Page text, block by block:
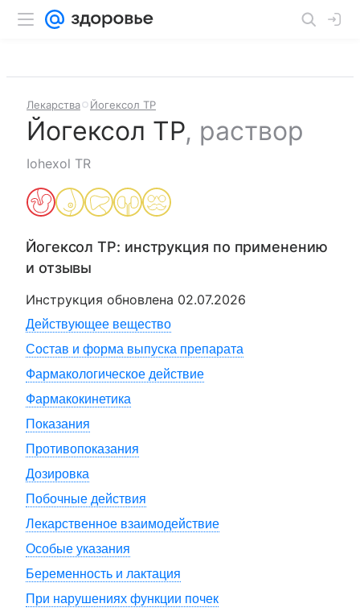
Лекарства Йогексол ТР
Йогексол ТР, раствор
Iohexol TR
Йогексол ТР: инструкция по применению
и отзывы
Инструкция обновлена 02.07.2026
Действующее вещество
Состав и форма выпуска препарата
Фармакологическое действие
Фармакокинетика
Показания
Противопоказания
Дозировка
Побочные действия
Лекарственное взаимодействие
Особые указания
Беременность и лактация
При нарушениях функции почек